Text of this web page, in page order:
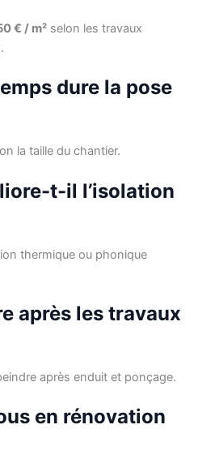
€ / m² selon les travaux
dure la pose
la taille du chantier.
t-il l’isolation
thermique ou phonique
après les travaux
après enduit et ponçage.
en rénovation